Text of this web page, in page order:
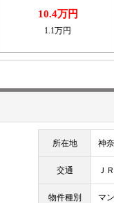
10.4万円
1.1万円
所在地 神
交通 Ｊ
物件種別 マ